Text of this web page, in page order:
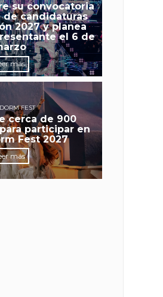
su convocatoria
candidaturas
2027 y planea
el 6 de
más
FEST
cerca de 900
participar en
Fest 2027
más